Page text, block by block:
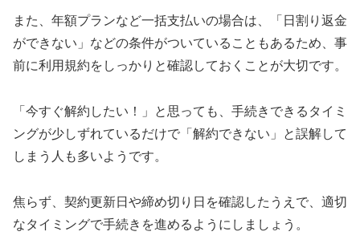
また、年額プランなど一括支払いの場合は、「日割り返金
ができない」などの条件がついていることもあるため、事
前に利用規約をしっかりと確認しておくことが大切です。
「今すぐ解約したい！」と思っても、手続きできるタイミ
ングが少しずれているだけで「解約できない」と誤解して
しまう人も多いようです。
焦らず、契約更新日や締め切り日を確認したうえで、適切
なタイミングで手続きを進めるようにしましょう。